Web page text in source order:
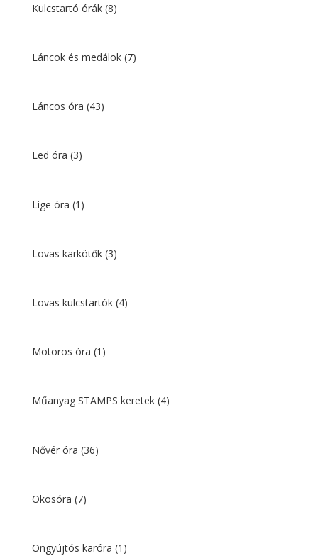
Kulcstartó órák (8)
Láncok és medálok (7)
Láncos óra (43)
Led óra (3)
Lige óra (1)
Lovas karkötők (3)
Lovas kulcstartók (4)
Motoros óra (1)
Műanyag STAMPS keretek (4)
Nővér óra (36)
Okosóra (7)
Öngyújtós karóra (1)